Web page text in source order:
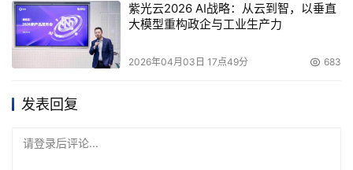
紫光云2026 AI战略：从云到智，以垂直
大模型重构政企与工业生产力
2026年04月03日 17点49分 683
发表回复
请登录后评论...